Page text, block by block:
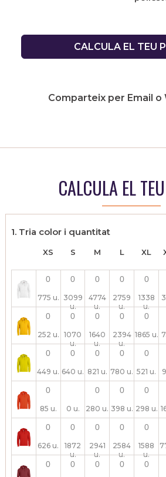
CALCULA EL TEU
Comparteix per Email o
CALCULA EL
1. Tria color i quantitat
XS S M L XL
775 u. 3099
u.
4774
u.
2759
u.
1338
u.
252 u.
1070
u.
1640
u.
2394
u.
1865 u.
449 u. 640 u. 821 u. 780 u. 521 u.
85 u. 0 u. 280 u. 398 u. 298 u.
626 u.
1872
u.
2941
u.
2584
u.
1588
u.